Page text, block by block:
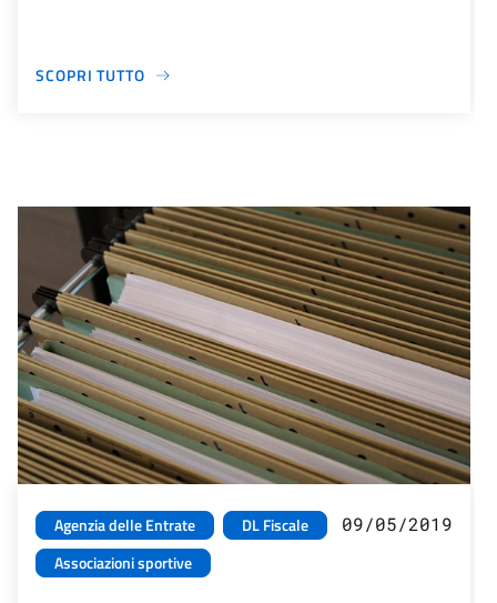
SCOPRI TUTTO
Agenzia delle Entrate
DL Fiscale
Associazioni sportive
09/05/2019